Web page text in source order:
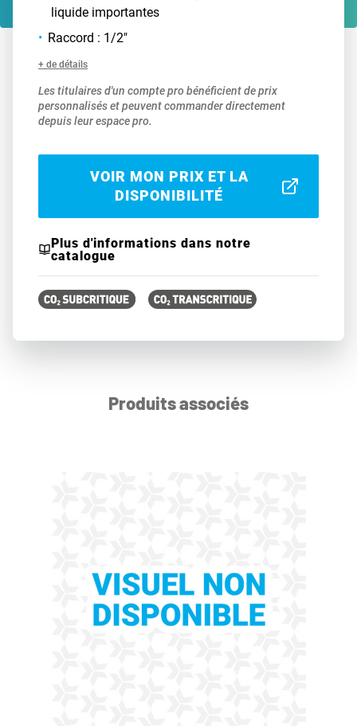
liquide importantes
Raccord : 1/2"
+ de détails
Les titulaires d'un compte pro bénéficient de prix
personnalisés et peuvent commander directement
depuis leur espace pro.
VOIR MON PRIX ET LA
DISPONIBILITÉ
Plus d'informations dans notre
catalogue
Produits associés